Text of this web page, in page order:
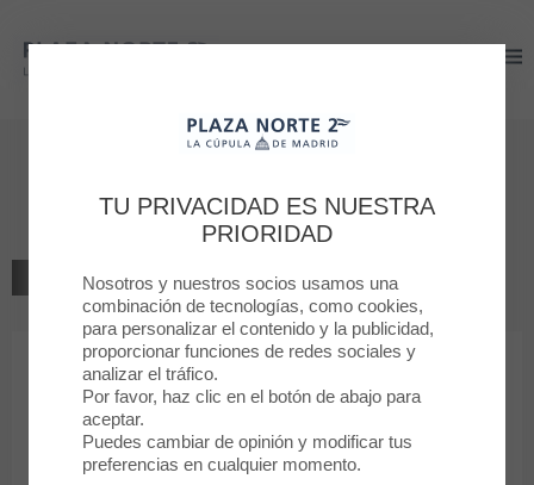
Bria
VOLVER AL LISTADO
MODA MUJER
Bria
TU PRIVACIDAD ES NUESTRA
PRIORIDAD
Nosotros y nuestros socios usamos una
combinación de tecnologías, como cookies,
para personalizar el contenido y la publicidad,
proporcionar funciones de redes sociales y
analizar el tráfico.
Por favor, haz clic en el botón de abajo para
aceptar.
Puedes cambiar de opinión y modificar tus
preferencias en cualquier momento.